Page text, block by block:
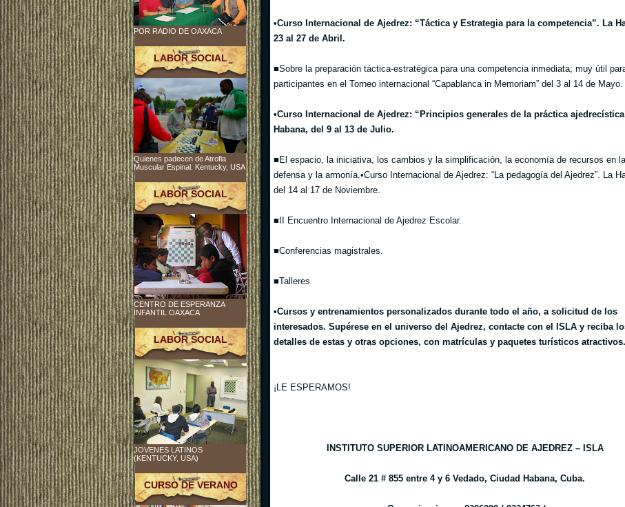
•Curso Internacional de Ajedrez: “Táctica y Estrategia para la competencia”. La
23 al 27 de Abril.
■Sobre la preparación táctica-estratégica para una competencia inmediata; muy útil
participantes en el Torneo internacional “Capablanca in Memoriam” del 3 al 14 de Mayo.
•Curso Internacional de Ajedrez: “Principios generales de la práctica
Habana, del 9 al 13 de Julio.
■El espacio, la iniciativa, los cambios y la simplificación, la economía de recursos en la
defensa y la armonía.•Curso Internacional de Ajedrez: “La pedagogía del Ajedrez”. La
del 14 al 17 de Noviembre.
■II Encuentro Internacional de Ajedrez Escolar.
■Conferencias magistrales.
■Talleres
•Cursos y entrenamientos personalizados durante todo el año, a solicitud de los
interesados. Supérese en el universo del Ajedrez, contacte con el ISLA y reciba
detalles de estas y otras opciones, con matrículas y paquetes turísticos atractivos.
¡LE ESPERAMOS!
INSTITUTO SUPERIOR LATINOAMERICANO DE AJEDREZ – ISLA
Calle 21 # 855 entre 4 y 6 Vedado, Ciudad Habana, Cuba.
POR RADIO DE OAXACA
LABOR SOCIAL
Quienes padecen de Atrofia
Muscular Espinal. Kentucky, USA
LABOR SOCIAL
CENTRO DE ESPERANZA
INFANTIL OAXACA
LABOR SOCIAL
JOVENES LATINOS
(KENTUCKY, USA)
CURSO DE VERANO